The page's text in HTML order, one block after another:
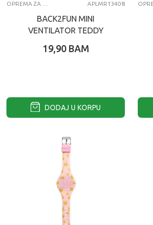
APLMR13408
BACK2FUN MINI
VENTILATOR TEDDY
19,90 BAM
DODAJ U KORPU